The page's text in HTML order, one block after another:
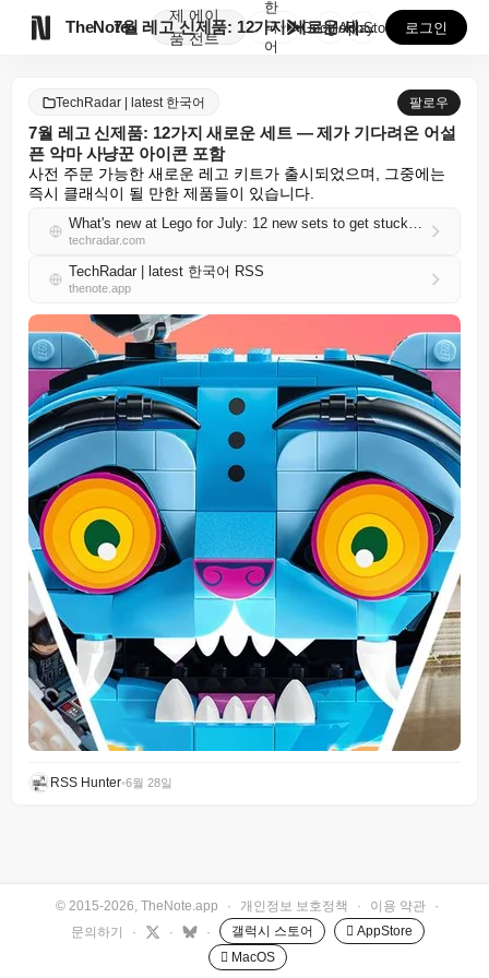
TheNote
제
품
에이
전트
7월 레고 신제품: 12가지 새로운 세트 — 제가 기다...
한
국
어
GooglePlay
AppStore 로그인
TechRadar | latest 한국어 팔로우
7월 레고 신제품: 12가지 새로운 세트 — 제가 기다려온 어설
픈 악마 사냥꾼 아이콘 포함
사전 주문 가능한 새로운 레고 키트가 출시되었으며, 그중에는
즉시 클래식이 될 만한 제품들이 있습니다.
What's new at Lego for July: 12 new sets to get stuck into — including the clumsy Demon Hunters icon I've been waiting for
techradar.com
TechRadar | latest 한국어 RSS
thenote.app
RSS Hunter•6월 28일
© 2015-2026, TheNote.app · 개인정보 보호정책 · 이용 약관
·
문의하기
· · · 갤럭시 스토어
 AppStore
 MacOS